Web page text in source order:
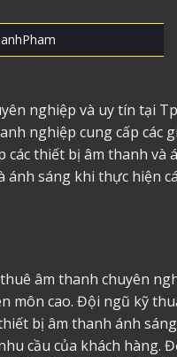
nghiệp và uy tín tại
nghiệp cung cấp các
các thiết bị âm thanh và
ánh sáng khi thực hiện
âm thanh chuyên
môn cao. Đội ngũ kỹ
bị âm thanh ánh
cầu của khách hàng.